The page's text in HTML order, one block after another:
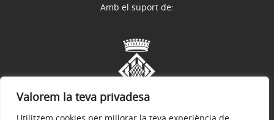
Valorem la teva privadesa
Amb el suport de: